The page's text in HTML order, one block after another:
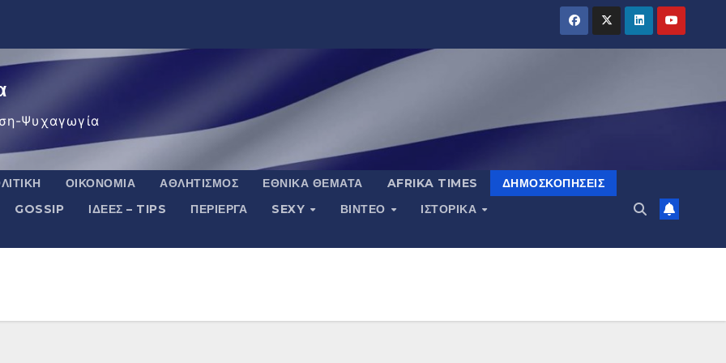
Ψυχαγωγία
ΟΙΚΟΝΟΜΊΑ ΑΘΛΗΤΙΣΜΌΣ ΕΘΝΙΚΆ ΘΈΜΑΤΑ AFRIKA TIMES
ΔΗΜΟΣΚΟΠΉΣΕΙΣ
GOSSIP ΙΔΈΕΣ – TIPS ΠΕΡΊΕΡΓΑ SEXY ΒΙΝΤΕΟ
ΙΣΤΟΡΙΚΆ